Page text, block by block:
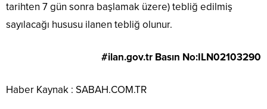
tarihten 7 gün sonra başlamak üzere) tebliğ edilmiş
sayılacağı hususu ilanen tebliğ olunur.
#ilan.gov.tr Basın No:ILN02103290
Haber Kaynak : SABAH.COM.TR